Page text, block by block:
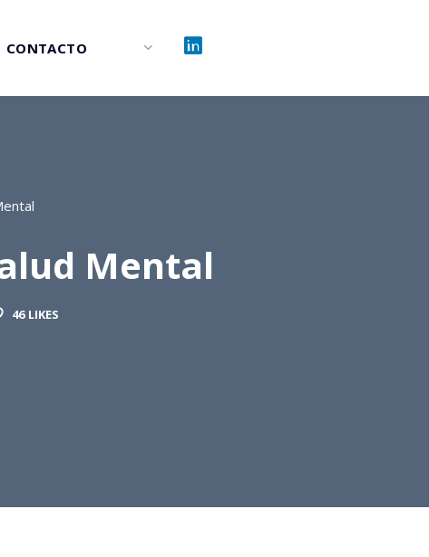
CONTACTO
Mental
46 LIKES